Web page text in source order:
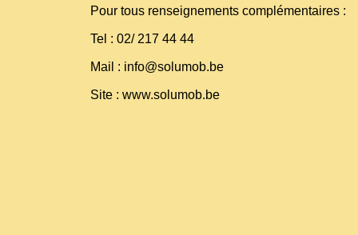
Pour tous renseignements complémentaires :
Tel : 02/ 217 44 44
Mail : info@solumob.be
Site : www.solumob.be